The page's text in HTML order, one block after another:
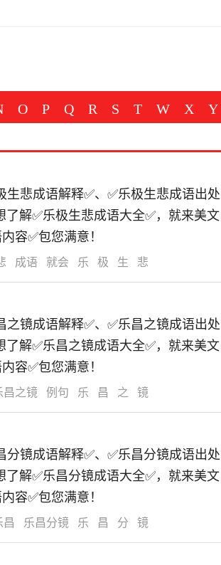
O P Q R S T W X Y
悲成语解释✅、✅乐极生悲成语出处
了解✅乐极生悲成语大全✅，就来美文
容✅包您满意！
成语 就会 乐 极 生 悲
镜成语解释✅、✅乐昌之镜成语出处
了解✅乐昌之镜成语大全✅，就来美文
容✅包您满意！
昌之镜 例句 乐 昌 之 镜
镜成语解释✅、✅乐昌分镜成语出处
了解✅乐昌分镜成语大全✅，就来美文
容✅包您满意！
昌 乐昌分镜 乐 昌 分 镜